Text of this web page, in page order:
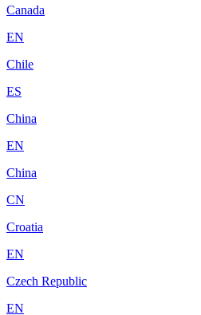
Canada
EN
Chile
ES
China
EN
China
CN
Croatia
EN
Czech Republic
EN